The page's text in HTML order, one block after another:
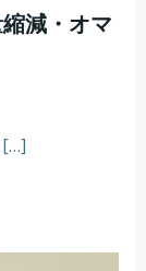
減・オマ
[…]